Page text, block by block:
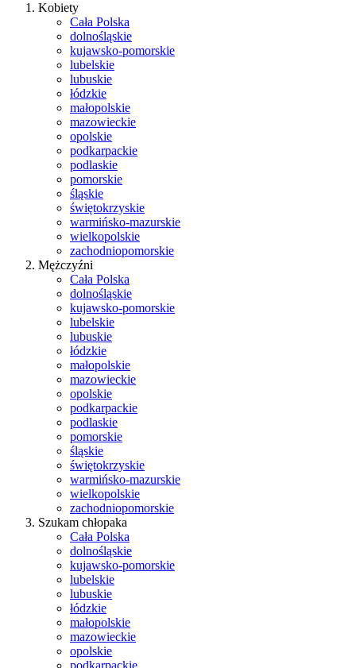
Kobiety
Cała Polska
dolnośląskie
kujawsko-pomorskie
lubelskie
lubuskie
łódzkie
małopolskie
mazowieckie
opolskie
podkarpackie
podlaskie
pomorskie
śląskie
świętokrzyskie
warmińsko-mazurskie
wielkopolskie
zachodniopomorskie
Mężczyźni
Cała Polska
dolnośląskie
kujawsko-pomorskie
lubelskie
lubuskie
łódzkie
małopolskie
mazowieckie
opolskie
podkarpackie
podlaskie
pomorskie
śląskie
świętokrzyskie
warmińsko-mazurskie
wielkopolskie
zachodniopomorskie
Szukam chłopaka
Cała Polska
dolnośląskie
kujawsko-pomorskie
lubelskie
lubuskie
łódzkie
małopolskie
mazowieckie
opolskie
podkarpackie